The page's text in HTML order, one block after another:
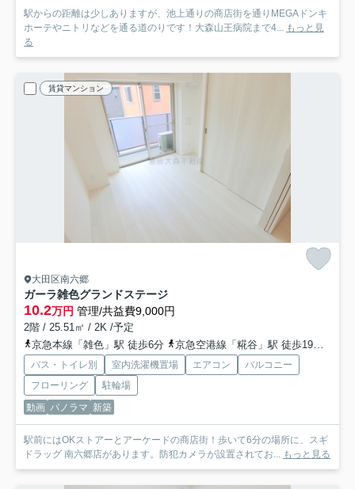
駅からの距離は少しありますが、池上通りの商店街を通りMEGAドンキ
ホーテやニトリなどを通る道のりです！大森山王病院まで4...
もっと見
る
賃貸マンション
大田区南六郷
ガーラ雑色グランドステージ
10.2万円 管理/共益費9,000円
2階 / 25.51㎡ / 2K /予定
京急本線「雑色」駅 徒歩6分
京急空港線「糀谷」駅 徒歩19分
バス・トイレ別 室内洗濯機置場 エアコン
バルコニー
フローリング
駐輪場
動画 パノラマ 新築
駅前にはOKストアーとアーケードの商店街！歩いて6分の場所に、スギ
ドラッグ 南六郷店があります。防犯カメラが設置されてお...
もっと見る